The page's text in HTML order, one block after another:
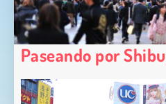
Paseando por